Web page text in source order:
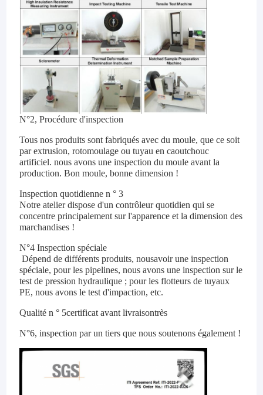
N°2, Procédure d'inspection
Tous nos produits sont fabriqués avec du moule, que ce soit
par extrusion, rotomoulage ou tuyau en caoutchouc
artificiel. nous avons une inspection du moule avant la
production. Bon moule, bonne dimension !
Inspection quotidienne n ° 3
Notre atelier dispose d'un contrôleur quotidien qui se
concentre principalement sur l'apparence et la dimension des
marchandises !
N°4 Inspection spéciale
Dépend de différents produits, nousavoir une inspection
spéciale, pour les pipelines, nous avons une inspection sur le
test de pression hydraulique ; pour les flotteurs de tuyaux
PE, nous avons le test d'impaction, etc.
Qualité n ° 5certificat avant livraisontrès
N°6, inspection par un tiers que nous soutenons également !